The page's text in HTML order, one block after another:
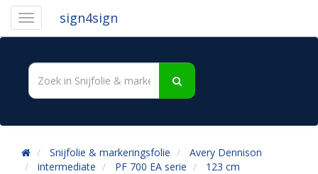
sign4sign
Snijfolie & markeringsfolie
Avery Dennison
intermediate
PF 700 EA serie
123 cm